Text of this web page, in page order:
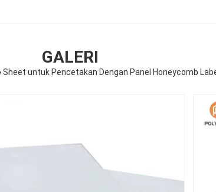
GALERI
untuk Pencetakan Dengan Panel Honeycomb